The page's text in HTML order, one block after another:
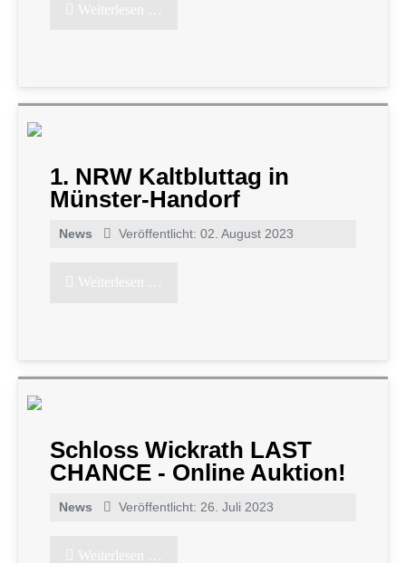
Weiterlesen …
1. NRW Kaltbluttag in
Münster-Handorf
News Veröffentlicht: 02. August 2023
Weiterlesen …
Schloss Wickrath LAST
CHANCE - Online Auktion!
News Veröffentlicht: 26. Juli 2023
Weiterlesen …